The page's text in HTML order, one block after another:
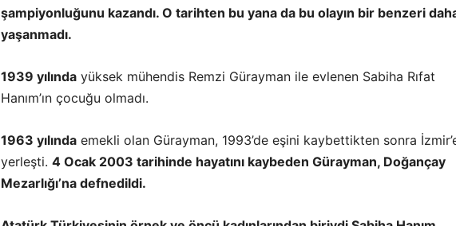
şampiyonluğunu kazandı. O tarihten bu yana da bu olayın bir benzeri
yaşanmadı.
1939 yılında yüksek mühendis Remzi Gürayman ile evlenen Sabiha Rıfat
Hanım’ın çocuğu olmadı.
1963 yılında emekli olan Gürayman, 1993’de eşini kaybettikten sonra
yerleşti. 4 Ocak 2003 tarihinde hayatını kaybeden Gürayman, Doğançay
Mezarlığı’na defnedildi.